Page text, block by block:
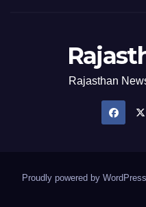
Rajasthan
Proudly powered by WordPress